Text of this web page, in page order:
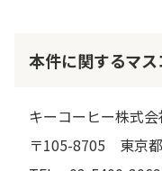
本件に関するマ
キーコーヒー株式
〒105-8705 東京